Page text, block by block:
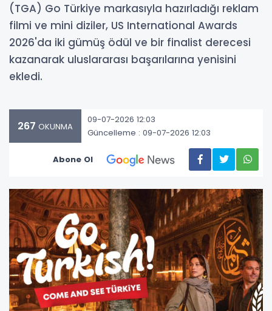
(TGA) Go Türkiye markasıyla hazırladığı reklam
filmi ve mini diziler, US International Awards
2026'da iki gümüş ödül ve bir finalist derecesi
kazanarak uluslararası başarılarına yenisini
ekledi.
267 OKUNMA
09-07-2026 12:03
Güncelleme : 09-07-2026 12:03
Abone Ol